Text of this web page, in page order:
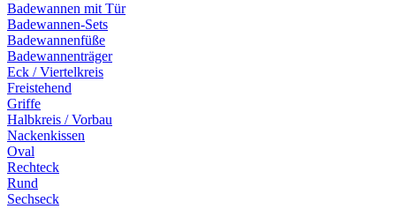
Badewannen mit Tür
Badewannen-Sets
Badewannenfüße
Badewannenträger
Eck / Viertelkreis
Freistehend
Griffe
Halbkreis / Vorbau
Nackenkissen
Oval
Rechteck
Rund
Sechseck